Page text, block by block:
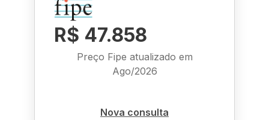
R$ 47.858
Preço Fipe atualizado em
Ago/2026
Nova consulta